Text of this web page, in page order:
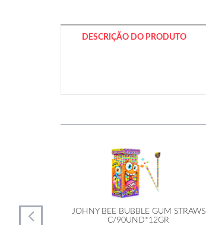
DESCRIÇÃO DO PRODUTO
JOHNY BEE BUBBLE GUM STRAWS
C/90UND*12GR